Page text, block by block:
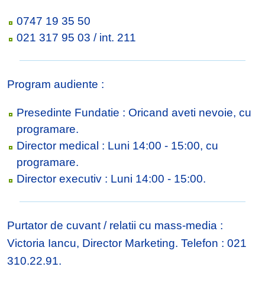
0747 19 35 50
021 317 95 03 / int. 211
Program audiente :
Presedinte Fundatie : Oricand aveti nevoie, cu
programare.
Director medical : Luni 14:00 - 15:00, cu
programare.
Director executiv : Luni 14:00 - 15:00.
Purtator de cuvant / relatii cu mass-media :
Victoria Iancu, Director Marketing. Telefon : 021
310.22.91.